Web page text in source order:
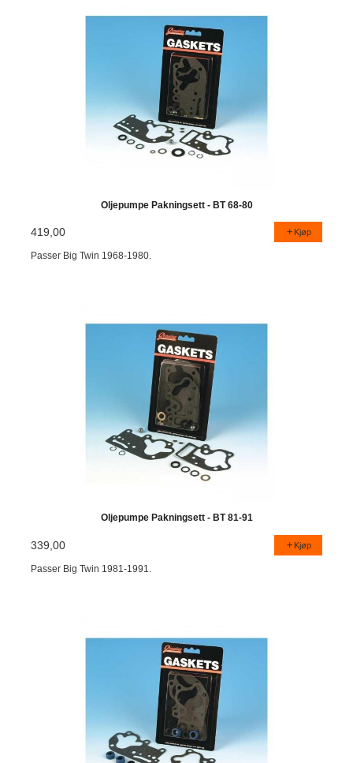
Oljepumpe Pakningsett - BT 68-80
419,00 Kjøp
Passer Big Twin 1968-1980.
Oljepumpe Pakningsett - BT 81-91
339,00 Kjøp
Passer Big Twin 1981-1991.